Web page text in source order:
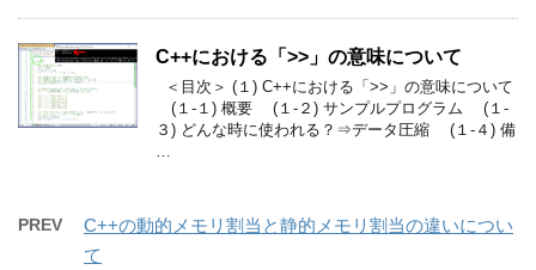
C++における「>>」の意味について
＜目次＞ (１) C++における「>>」の意味について
(１-１) 概要 (１-２) サンプルプログラム (１-
３) どんな時に使われる？⇒データ圧縮 (１-４) 備
…
PREV
C++の動的メモリ割当と静的メモリ割当の違いについ
て